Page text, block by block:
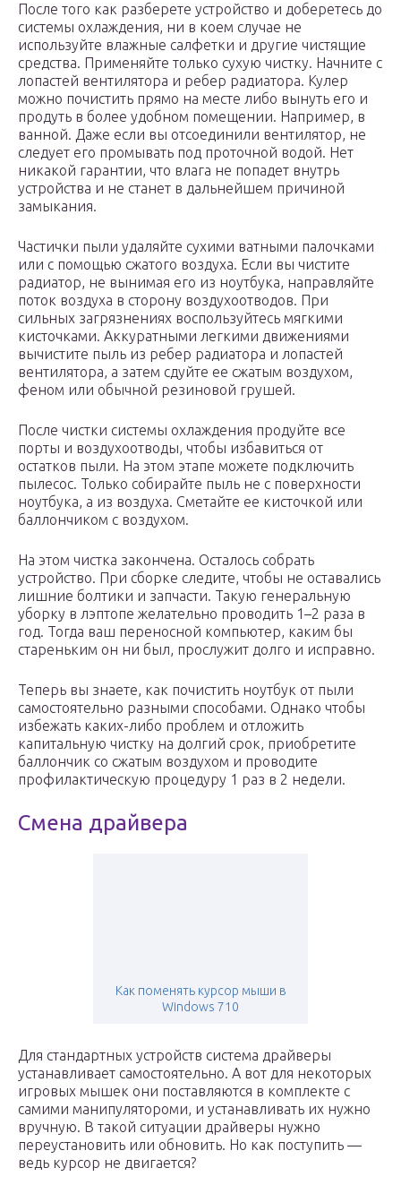
После того как разберете устройство и доберетесь до
системы охлаждения, ни в коем случае не
используйте влажные салфетки и другие чистящие
средства. Применяйте только сухую чистку. Начните с
лопастей вентилятора и ребер радиатора. Кулер
можно почистить прямо на месте либо вынуть его и
продуть в более удобном помещении. Например, в
ванной. Даже если вы отсоединили вентилятор, не
следует его промывать под проточной водой. Нет
никакой гарантии, что влага не попадет внутрь
устройства и не станет в дальнейшем причиной
замыкания.
Частички пыли удаляйте сухими ватными палочками
или с помощью сжатого воздуха. Если вы чистите
радиатор, не вынимая его из ноутбука, направляйте
поток воздуха в сторону воздухоотводов. При
сильных загрязнениях воспользуйтесь мягкими
кисточками. Аккуратными легкими движениями
вычистите пыль из ребер радиатора и лопастей
вентилятора, а затем сдуйте ее сжатым воздухом,
феном или обычной резиновой грушей.
После чистки системы охлаждения продуйте все
порты и воздухоотводы, чтобы избавиться от
остатков пыли. На этом этапе можете подключить
пылесос. Только собирайте пыль не с поверхности
ноутбука, а из воздуха. Сметайте ее кисточкой или
баллончиком с воздухом.
На этом чистка закончена. Осталось собрать
устройство. При сборке следите, чтобы не оставались
лишние болтики и запчасти. Такую генеральную
уборку в лэптопе желательно проводить 1–2 раза в
год. Тогда ваш переносной компьютер, каким бы
стареньким он ни был, прослужит долго и исправно.
Теперь вы знаете, как почистить ноутбук от пыли
самостоятельно разными способами. Однако чтобы
избежать каких-либо проблем и отложить
капитальную чистку на долгий срок, приобретите
баллончик со сжатым воздухом и проводите
профилактическую процедуру 1 раз в 2 недели.
Смена драйвера
Как поменять курсор мыши в
Windows 710
Для стандартных устройств система драйверы
устанавливает самостоятельно. А вот для некоторых
игровых мышек они поставляются в комплекте с
самими манипулятороми, и устанавливать их нужно
вручную. В такой ситуации драйверы нужно
переустановить или обновить. Но как поступить —
ведь курсор не двигается?